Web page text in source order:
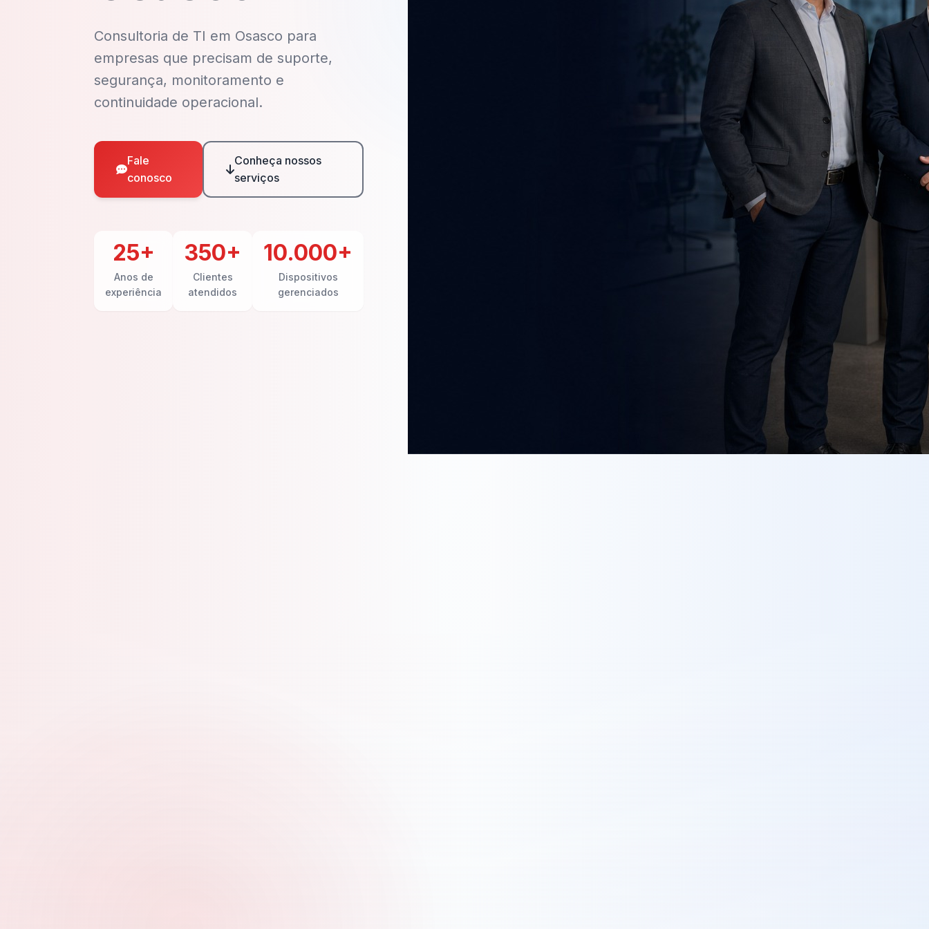
Consultoria de TI em Osasco para
empresas que precisam de suporte,
segurança, monitoramento e
continuidade operacional.
Fale
conosco
Conheça nossos
serviços
25+
Anos de
experiência
350+
Clientes
atendidos
10.000+
Dispositivos
gerenciados